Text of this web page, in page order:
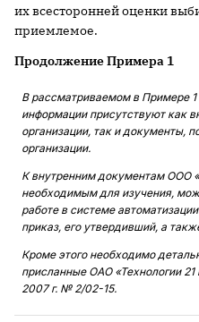
их всесторонней оценки
приемлемое.
Продолжение Примера 1
В рассматриваемом в Примере 1
информации присутствуют как
организации, так и документы,
организации.
К внутренним документам ООО
необходимым для изучения,
работе в системе
приказ, его утвердивший, а
Кроме этого необходимо
присланные ОАО «Технологии
2007 г. № 2/02-15.